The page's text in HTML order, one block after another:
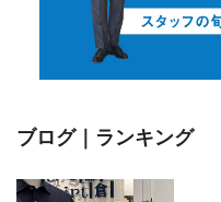
ブログ｜ランキング